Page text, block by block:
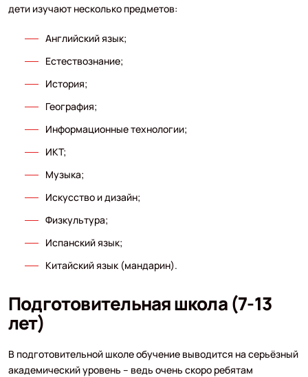
дети изучают несколько предметов:
Английский язык;
Естествознание;
История;
География;
Информационные технологии;
ИКТ;
Музыка;
Искусство и дизайн;
Физкультура;
Испанский язык;
Китайский язык (мандарин).
Подготовительная школа (7-13
лет)
В подготовительной школе обучение выводится на серьёзный
академический уровень – ведь очень скоро ребятам